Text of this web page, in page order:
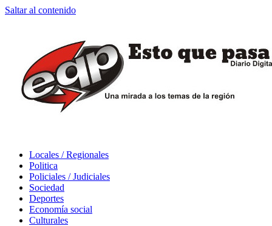
Saltar al contenido
Locales / Regionales
Politica
Policiales / Judiciales
Sociedad
Deportes
Economía social
Culturales